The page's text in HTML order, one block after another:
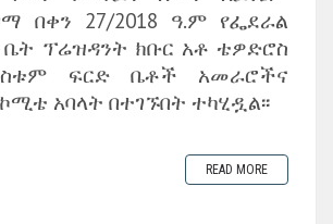
በቀን 27/2018 ዓ.ም የፌደራል
ፕሬዝዳንት ክቡር አቶ ቴዎድሮስ
ፍርድ ቤቶች አመራሮችና
አባላት በተገኙበት ተካሂዷል፡፡
READ MORE